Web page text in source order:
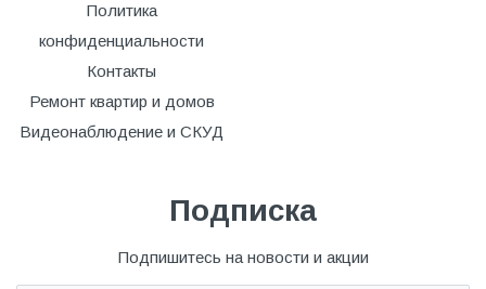
Политика
конфиденциальности
Контакты
Ремонт квартир и домов
Видеонаблюдение и СКУД
Подписка
Подпишитесь на новости и акции